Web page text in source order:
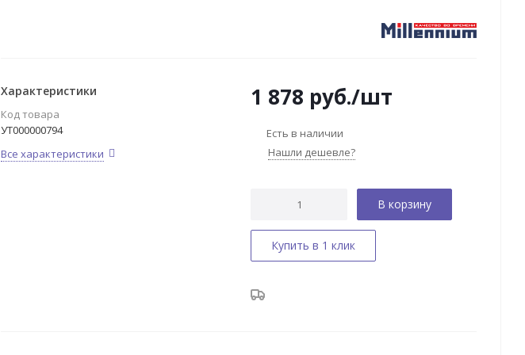
Характеристики
Код товара
УТ000000794
Все характеристики
1 878 руб./шт
Есть в наличии
Нашли дешевле?
В корзину
Купить в 1 клик